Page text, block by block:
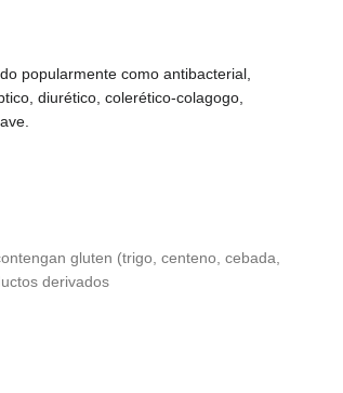
popularmente como antibacterial,
diurético, colerético-colagogo,
gluten (trigo, centeno, cebada,
derivados